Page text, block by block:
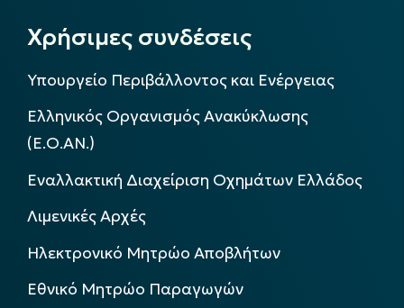
Χρήσιμες συνδέσεις
Υπουργείο Περιβάλλοντος και Ενέργειας
Ελληνικός Οργανισμός Ανακύκλωσης
(Ε.Ο.ΑΝ.)
Εναλλακτική Διαχείριση Οχημάτων Ελλάδος
Λιμενικές Αρχές
Ηλεκτρονικό Μητρώο Αποβλήτων
Εθνικό Μητρώο Παραγωγών